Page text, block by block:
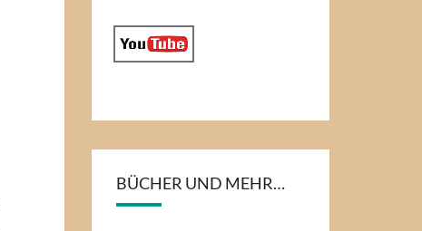
BÜCHER UND MEHR…